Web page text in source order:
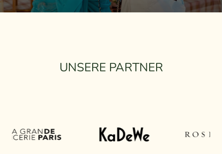
UNSERE PARTNER